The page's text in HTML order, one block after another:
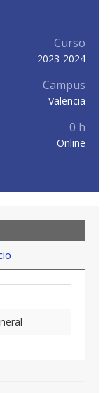
Curso
2023-2024
Campus
Valencia
0 h
Online